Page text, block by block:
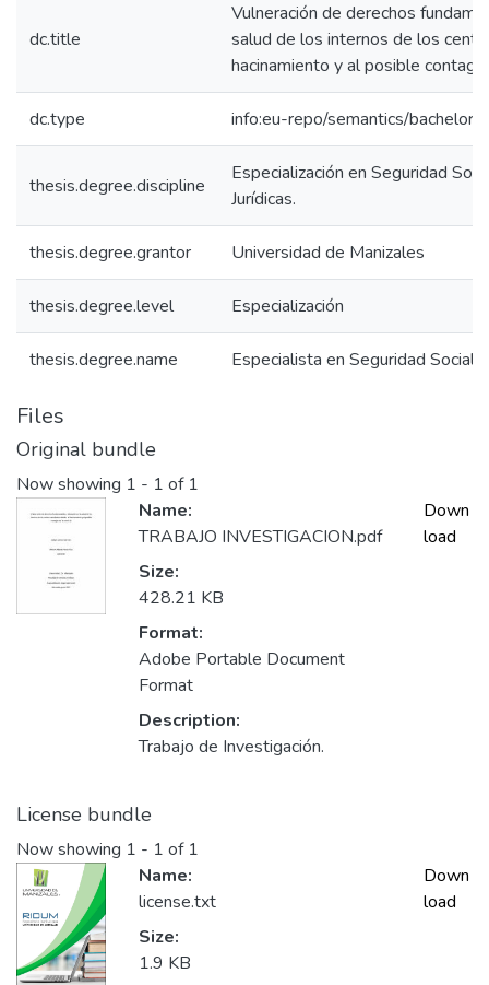
dc.title
Vulneración de derechos
salud de los internos de los
hacinamiento y al posible
dc.type info:eu-repo/semantics/
thesis.degree.discipline
Especialización en Seguridad
Jurídicas.
thesis.degree.grantor Universidad de Manizales
thesis.degree.level Especialización
thesis.degree.name Especialista en Seguridad Social
Files
Original bundle
Now showing 1 - 1 of 1
Name:
TRABAJO INVESTIGACION.pdf
Size:
428.21 KB
Format:
Adobe Portable Document
Format
Description:
Trabajo de Investigación.
Down
load
License bundle
Now showing 1 - 1 of 1
Name:
license.txt
Size:
1.9 KB
Down
load